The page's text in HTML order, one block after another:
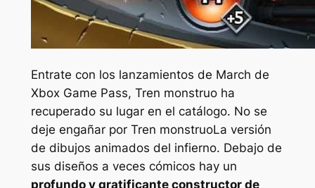
Entrate con los lanzamientos de March de
Xbox Game Pass, Tren monstruo ha
recuperado su lugar en el catálogo. No se
deje engañar por Tren monstruoLa versión
de dibujos animados del infierno. Debajo de
sus diseños a veces cómicos hay un
profundo y gratificante constructor de